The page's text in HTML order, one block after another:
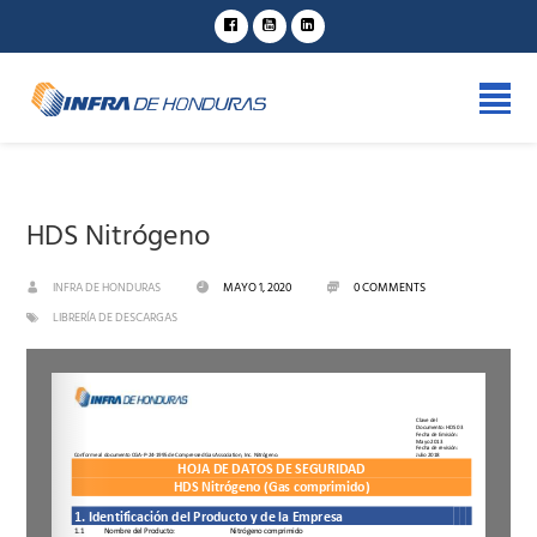
HDS Nitrógeno
INFRA DE HONDURAS MAYO 1, 2020
0 COMMENTS
LIBRERÍA DE DESCARGAS